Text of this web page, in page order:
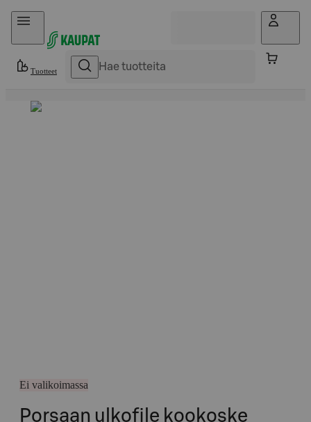
Hyppää sisältöön
Tuotteet
Ei valikoimassa
Porsaan ulkofile kookoske